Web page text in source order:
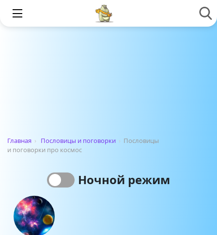
Главная › Пословицы и поговорки › Пословицы
и поговорки про космос
Ночной режим